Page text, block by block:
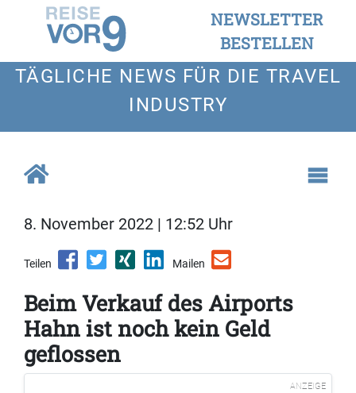
NEWSLETTER
BESTELLEN
TÄGLICHE NEWS FÜR DIE TRAVEL
INDUSTRY
8. November 2022 | 12:52 Uhr
Teilen Mailen
Beim Verkauf des Airports
Hahn ist noch kein Geld
geflossen
ANZEIGE